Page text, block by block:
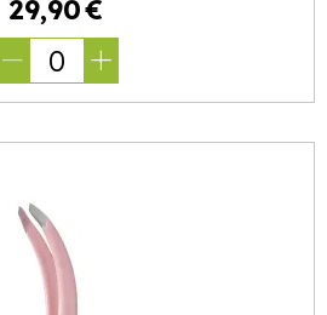
29,90€
0